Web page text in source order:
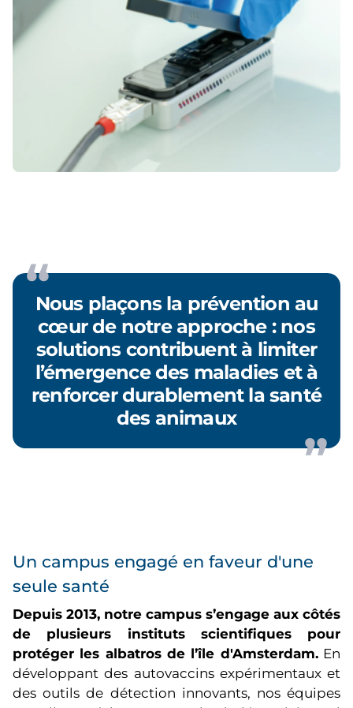
Nous plaçons la prévention au
cœur de notre approche : nos
solutions contribuent à limiter
l’émergence des maladies et à
renforcer durablement la santé
des animaux
Un campus engagé en faveur d'une
seule santé
Depuis 2013, notre campus s’engage aux côtés
de plusieurs instituts scientifiques pour
protéger les albatros de l’île d'Amsterdam.En
développant des autovaccins expérimentaux et
des outils de détection innovants, nos équipes